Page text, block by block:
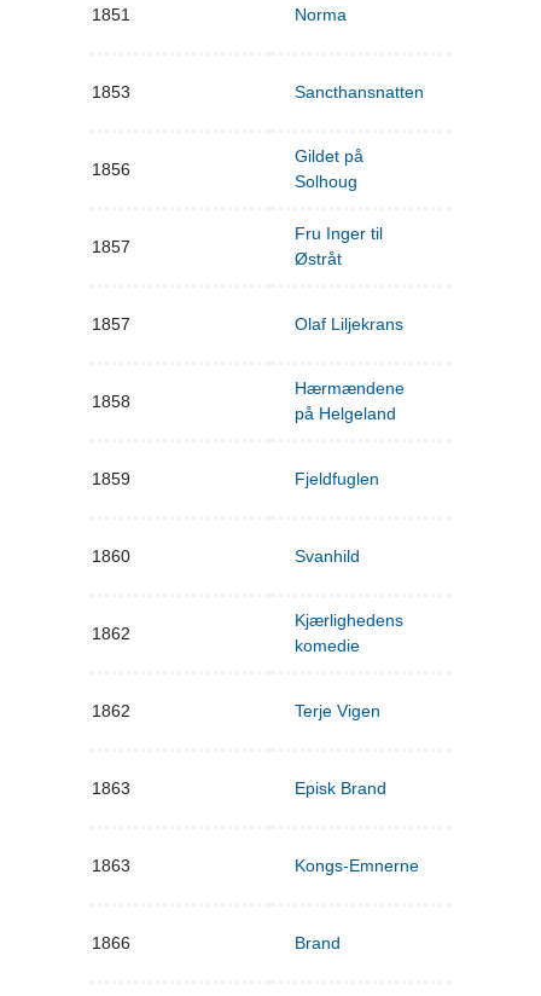
1851 Norma
1853 Sancthansnatten
1856
Gildet på
Solhoug
1857
Fru Inger til
Østråt
1857 Olaf Liljekrans
1858
Hærmændene
på Helgeland
1859 Fjeldfuglen
1860 Svanhild
1862
Kjærlighedens
komedie
1862 Terje Vigen
1863 Episk Brand
1863 Kongs-Emnerne
1866 Brand